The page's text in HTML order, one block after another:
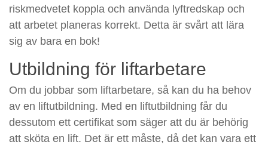
riskmedvetet koppla och använda lyftredskap och
att arbetet planeras korrekt. Detta är svårt att lära
sig av bara en bok!
Utbildning för liftarbetare
Om du jobbar som liftarbetare, så kan du ha behov
av en liftutbildning. Med en liftutbildning får du
dessutom ett certifikat som säger att du är behörig
att sköta en lift. Det är ett måste, då det kan vara ett